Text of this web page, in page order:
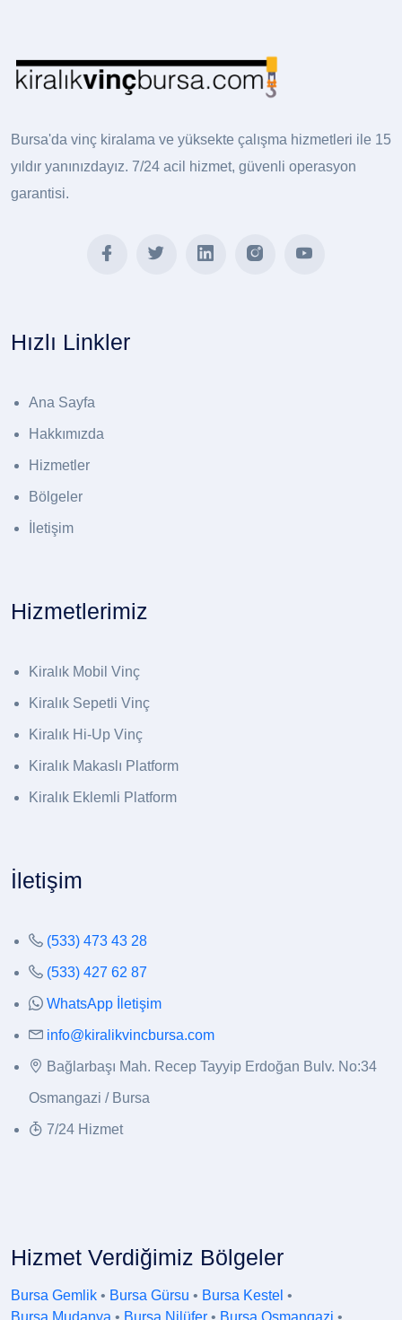
Bursa'da vinç kiralama ve yüksekte çalışma hizmetleri ile 15
yıldır yanınızdayız. 7/24 acil hizmet, güvenli operasyon
garantisi.
Hızlı Linkler
Ana Sayfa
Hakkımızda
Hizmetler
Bölgeler
İletişim
Hizmetlerimiz
Kiralık Mobil Vinç
Kiralık Sepetli Vinç
Kiralık Hi-Up Vinç
Kiralık Makaslı Platform
Kiralık Eklemli Platform
İletişim
(533) 473 43 28
(533) 427 62 87
WhatsApp İletişim
info@kiralikvincbursa.com
Bağlarbaşı Mah. Recep Tayyip Erdoğan Bulv. No:34
Osmangazi / Bursa
7/24 Hizmet
Hizmet Verdiğimiz Bölgeler
Bursa Gemlik • Bursa Gürsu • Bursa Kestel •